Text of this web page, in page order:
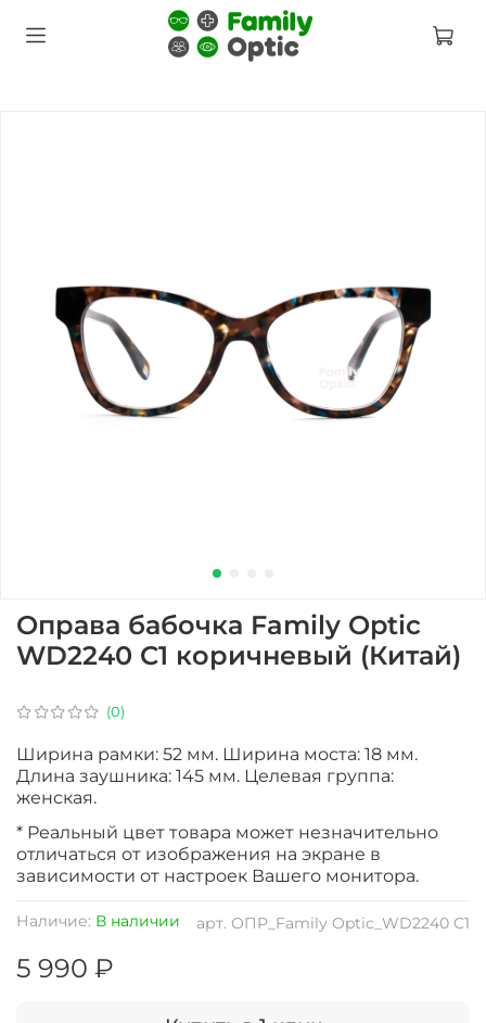
(0)
арт. ОПР_Family Optic_WD2240 C1
Наличие: В наличии
Оправа бабочка Family Optic
WD2240 C1 коричневый (Китай)
5 990 ₽
Ширина рамки: 52 мм. Ширина моста: 18 мм.
Длина заушника: 145 мм. Целевая группа:
женская.
* Реальный цвет товара может незначительно
отличаться от изображения на экране в
зависимости от настроек Вашего монитора.